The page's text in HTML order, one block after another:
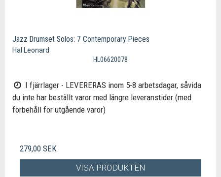
Jazz Drumset Solos: 7 Contemporary Pieces
Hal Leonard
HL06620078
I fjärrlager - LEVERERAS inom 5-8 arbetsdagar, såvida
du inte har beställt varor med längre leveranstider (med
förbehåll för utgående varor)
279,00 SEK
VISA PRODUKTEN